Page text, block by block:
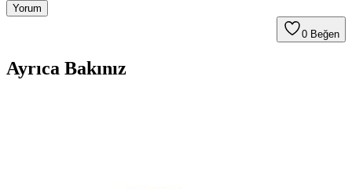
Yorum
0 Beğen
Ayrıca Bakınız